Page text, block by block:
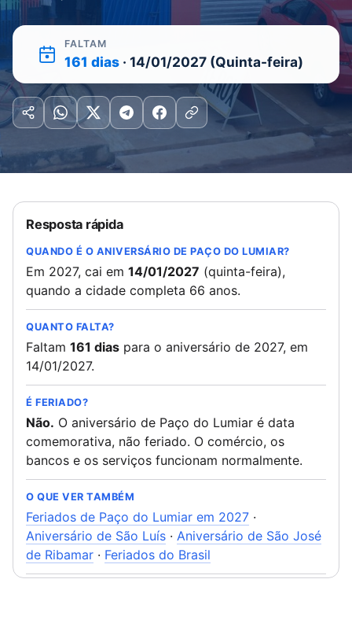
FALTAM
161 dias · 14/01/2027 (Quinta-feira)
Resposta rápida
QUANDO É O ANIVERSÁRIO DE PAÇO DO LUMIAR?
Em 2027, cai em 14/01/2027 (quinta-feira),
quando a cidade completa 66 anos.
QUANTO FALTA?
Faltam 161 dias para o aniversário de 2027, em
14/01/2027.
É FERIADO?
Não. O aniversário de Paço do Lumiar é data
comemorativa, não feriado. O comércio, os
bancos e os serviços funcionam normalmente.
O QUE VER TAMBÉM
Feriados de Paço do Lumiar em 2027 ·
Aniversário de São Luís · Aniversário de São José
de Ribamar · Feriados do Brasil